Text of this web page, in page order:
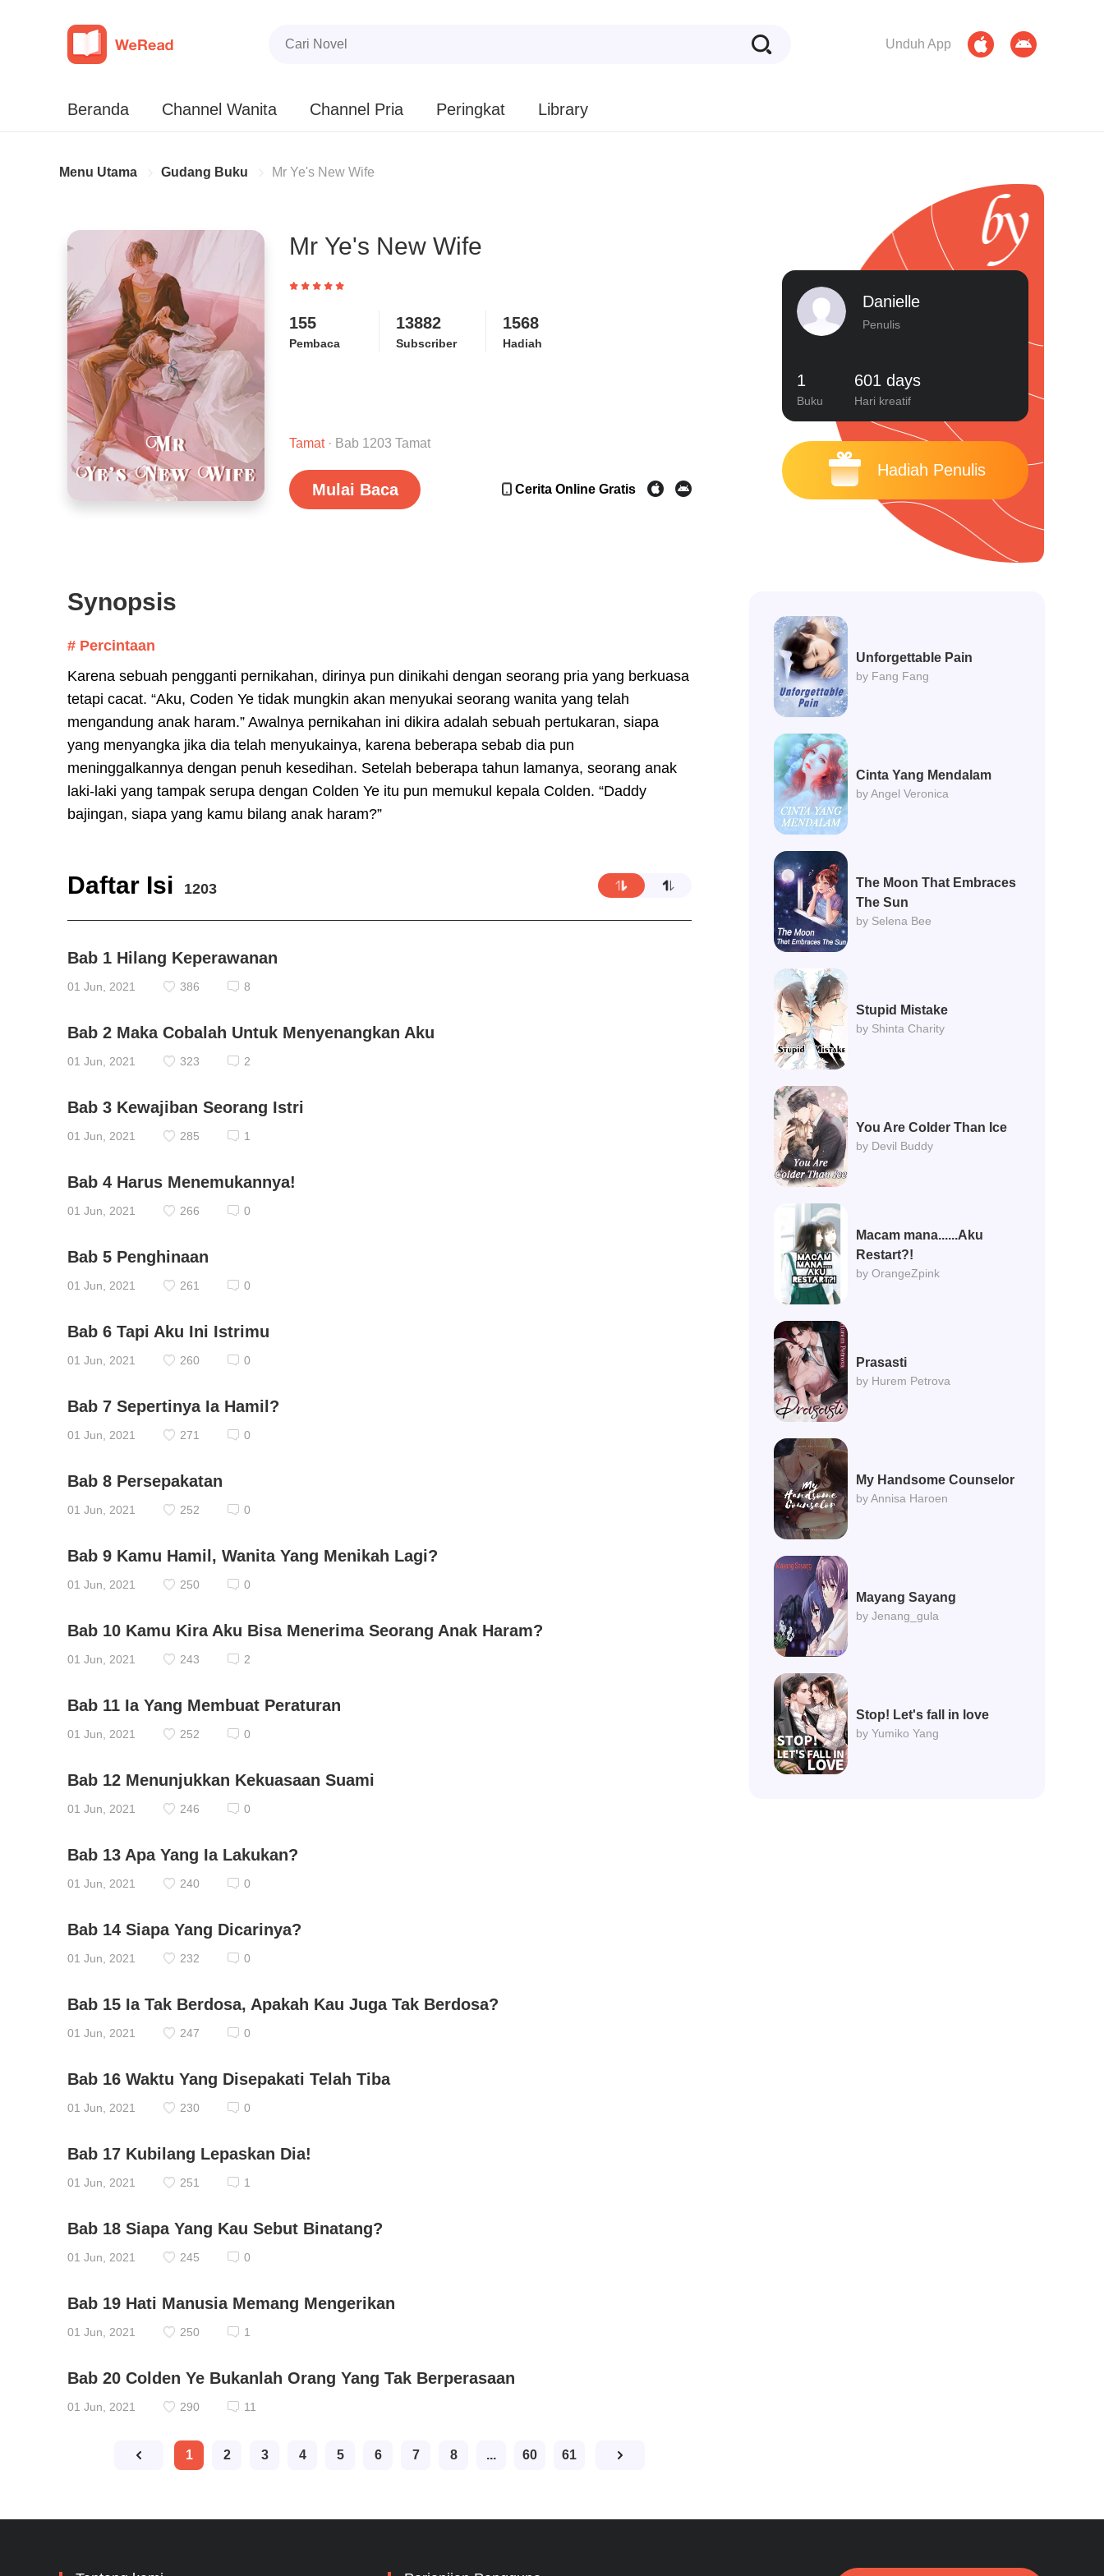
Unduh App
Beranda Channel Wanita Channel Pria Peringkat Library
Menu Utama Gudang Buku Mr Ye's New Wife
Mr Ye's New Wife
155
Pembaca
13882
Subscriber
1568
Hadiah
Tamat· Bab 1203 Tamat
Mulai Baca Cerita Online Gratis
Synopsis
# Percintaan
Karena sebuah pengganti pernikahan, dirinya pun dinikahi dengan seorang pria yang berkuasa
tetapi cacat. “Aku, Coden Ye tidak mungkin akan menyukai seorang wanita yang telah
mengandung anak haram.” Awalnya pernikahan ini dikira adalah sebuah pertukaran, siapa
yang menyangka jika dia telah menyukainya, karena beberapa sebab dia pun
meninggalkannya dengan penuh kesedihan. Setelah beberapa tahun lamanya, seorang anak
laki-laki yang tampak serupa dengan Colden Ye itu pun memukul kepala Colden. “Daddy
bajingan, siapa yang kamu bilang anak haram?”
Daftar Isi 1203
Bab 1 Hilang Keperawanan
01 Jun, 2021 386 8
Bab 2 Maka Cobalah Untuk Menyenangkan Aku
01 Jun, 2021 323 2
Bab 3 Kewajiban Seorang Istri
01 Jun, 2021 285 1
Bab 4 Harus Menemukannya!
01 Jun, 2021 266 0
Bab 5 Penghinaan
01 Jun, 2021 261 0
Bab 6 Tapi Aku Ini Istrimu
01 Jun, 2021 260 0
Bab 7 Sepertinya Ia Hamil?
01 Jun, 2021 271 0
Bab 8 Persepakatan
01 Jun, 2021 252 0
Bab 9 Kamu Hamil, Wanita Yang Menikah Lagi?
01 Jun, 2021 250 0
Bab 10 Kamu Kira Aku Bisa Menerima Seorang Anak Haram?
01 Jun, 2021 243 2
Bab 11 Ia Yang Membuat Peraturan
01 Jun, 2021 252 0
Bab 12 Menunjukkan Kekuasaan Suami
01 Jun, 2021 246 0
Bab 13 Apa Yang Ia Lakukan?
01 Jun, 2021 240 0
Bab 14 Siapa Yang Dicarinya?
01 Jun, 2021 232 0
Bab 15 Ia Tak Berdosa, Apakah Kau Juga Tak Berdosa?
01 Jun, 2021 247 0
Bab 16 Waktu Yang Disepakati Telah Tiba
01 Jun, 2021 230 0
Bab 17 Kubilang Lepaskan Dia!
01 Jun, 2021 251 1
Bab 18 Siapa Yang Kau Sebut Binatang?
01 Jun, 2021 245 0
Bab 19 Hati Manusia Memang Mengerikan
01 Jun, 2021 250 1
Bab 20 Colden Ye Bukanlah Orang Yang Tak Berperasaan
01 Jun, 2021 290 11
1 2 3 4 5 6 7 8 ... 60 61
Danielle
Penulis
1
Buku
601 days
Hari kreatif
Hadiah Penulis
Unforgettable Pain
by Fang Fang
Cinta Yang Mendalam
by Angel Veronica
The Moon That Embraces
The Sun
by Selena Bee
Stupid Mistake
by Shinta Charity
You Are Colder Than Ice
by Devil Buddy
Macam mana......Aku
Restart?!
by OrangeZpink
Prasasti
by Hurem Petrova
My Handsome Counselor
by Annisa Haroen
Mayang Sayang
by Jenang_gula
Stop! Let's fall in love
by Yumiko Yang